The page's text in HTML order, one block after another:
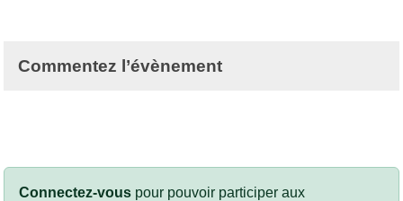
Commentez l’évènement
Connectez-vous pour pouvoir participer aux